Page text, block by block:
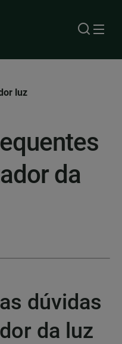
luz
da
dúvidas
da luz